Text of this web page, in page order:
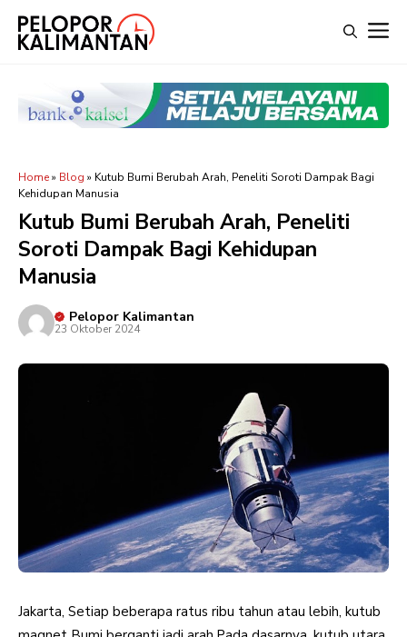
Home» Blog » Kutub Bumi Berubah Arah, Peneliti Soroti Dampak Bagi
Kehidupan Manusia
Kutub Bumi Berubah Arah, Peneliti
Soroti Dampak Bagi Kehidupan
Manusia
Pelopor Kalimantan
23 Oktober 2024
Jakarta, Setiap beberapa ratus ribu tahun atau lebih, kutub